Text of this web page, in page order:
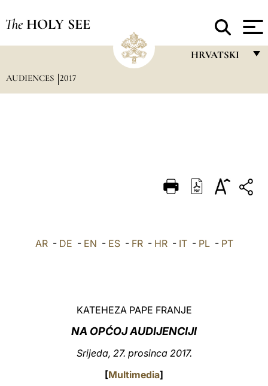
The HOLY SEE
HRVATSKI
DEUTSCH
العربيّة
AUDIENCES 2017
AR- DE - EN - ES- FR- HR- IT- PL- PT
KATEHEZA PAPE FRANJE
NA OPĆOJ AUDIJENCIJI
Srijeda, 27. prosinca 2017.
[Multimedia]